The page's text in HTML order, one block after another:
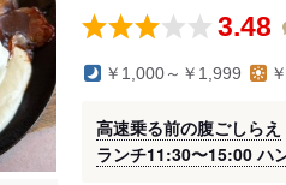
3.48
￥1,000～￥1,999
高速乗る前の腹ごしらえ
ランチ11:30〜15:00 ハ